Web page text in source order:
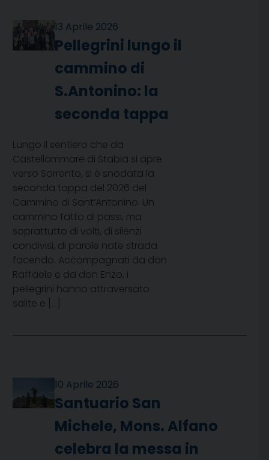
13 Aprile 2026
Pellegrini lungo il
cammino di
S.Antonino: la
seconda tappa
Lungo il sentiero che da
Castellammare di Stabia si apre
verso Sorrento, si è snodata la
seconda tappa del 2026 del
Cammino di Sant’Antonino. Un
cammino fatto di passi, ma
soprattutto di volti, di silenzi
condivisi, di parole nate strada
facendo. Accompagnati da don
Raffaele e da don Enzo, i
pellegrini hanno attraversato
salite e […]
10 Aprile 2026
Santuario San
Michele, Mons. Alfano
celebra la messa in